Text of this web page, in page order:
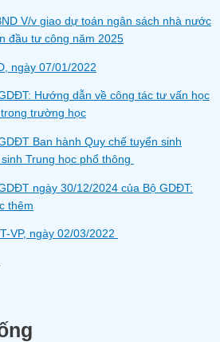
V/v giao dự toán ngân sách nhà nước
đầu tư công năm 2025
ngày 07/01/2022
Hướng dẫn về công tác tư vấn học
trường học
Ban hành Quy chế tuyển sinh
Trung học phổ thông
ngày 30/12/2024 của Bộ GDĐT:
thêm
VP, ngày 02/03/2022